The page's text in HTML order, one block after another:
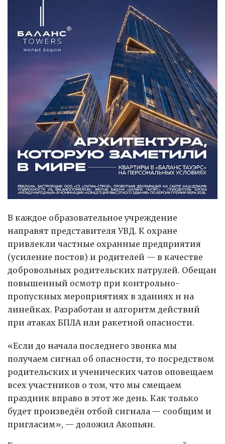
В каждое образовательное учреждение
направят представителя УВД. К охране
привлекли частные охранные предприятия
(усиление постов) и родителей — в качестве
добровольных родительских патрулей. Обещан
повышенный осмотр при контрольно-
пропускных мероприятиях в зданиях и на
линейках. Разработан и алгоритм действий
при атаках БПЛА или ракетной опасности.
«Если до начала последнего звонка мы
получаем сигнал об опасности, то посредством
родительских и ученических чатов оповещаем
всех участников о том, что мы смещаем
праздник вправо в этот же день. Как только
будет произведён отбой сигнала — сообщим и
пригласим», — доложил Акопьян.